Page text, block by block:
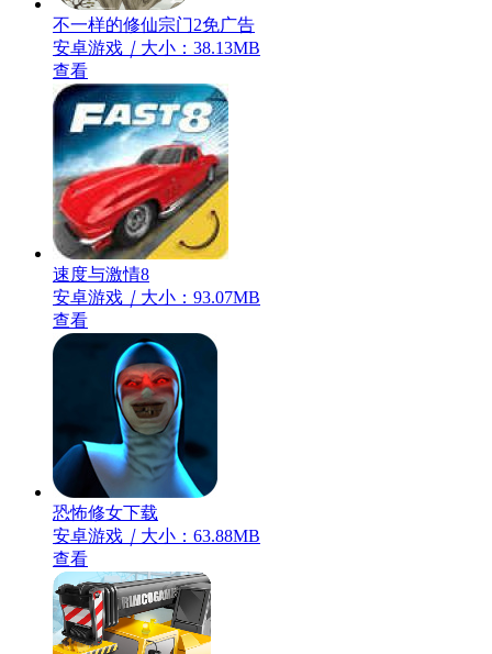
不一样的修仙宗门2免广告
安卓游戏 ｜ 大小：38.13MB
查看
速度与激情8
安卓游戏 ｜ 大小：93.07MB
查看
恐怖修女下载
安卓游戏 ｜ 大小：63.88MB
查看